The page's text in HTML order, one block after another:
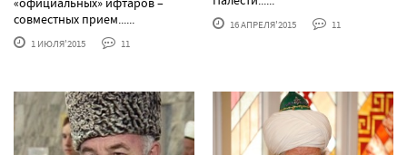
совместных прием......
1 ИЮЛЯ'2015 11
16 АПРЕЛЯ'2015 11